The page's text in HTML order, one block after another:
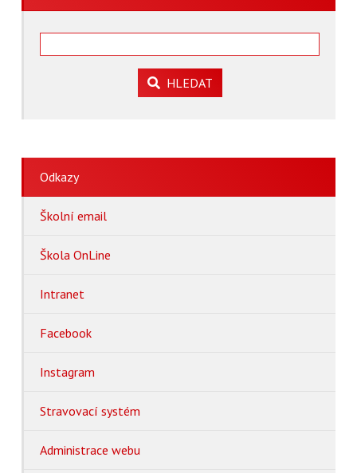
HLEDAT
Odkazy
Školní email
Škola OnLine
Intranet
Facebook
Instagram
Stravovací systém
Administrace webu